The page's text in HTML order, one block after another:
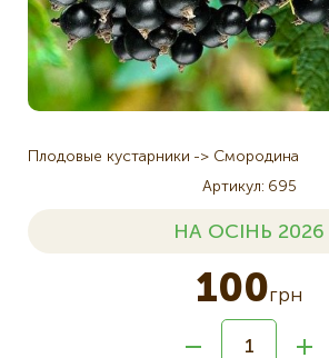
Плодовые кустарники
Смородина
Артикул 695
НА ОСІНЬ 2026
100грн